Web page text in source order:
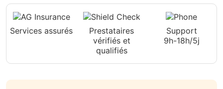
Services assurés
Prestataires
vérifiés et
qualifiés
Support
9h-18h/5j